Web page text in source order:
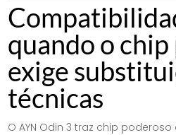
quando o
exige
técnicas
O AYN Odin 3 traz chip